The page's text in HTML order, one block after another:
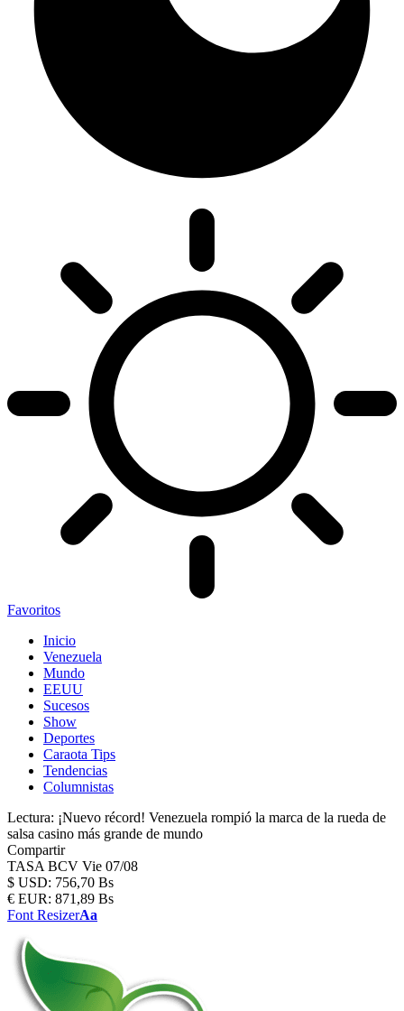
Favoritos
Inicio
Venezuela
Mundo
EEUU
Sucesos
Show
Deportes
Caraota Tips
Tendencias
Columnistas
Lectura: ¡Nuevo récord! Venezuela rompió la marca de la rueda de
salsa casino más grande de mundo
Compartir
TASA BCV Vie 07/08
$ USD: 756,70 Bs
€ EUR: 871,89 Bs
Font ResizerAa